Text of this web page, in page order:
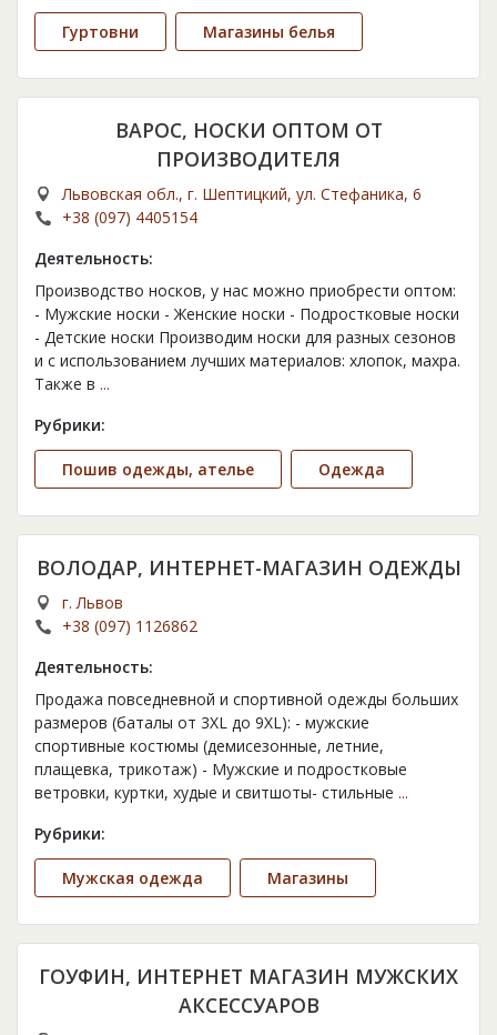
Гуртовни Магазины белья
ВАРОС, НОСКИ ОПТОМ ОТ
ПРОИЗВОДИТЕЛЯ
Львовская обл., г. Шептицкий, ул. Стефаника, 6
+38 (097) 4405154
Деятельность:
Производство носков, у нас можно приобрести оптом:
- Мужские носки - Женские носки - Подростковые носки
- Детские носки Производим носки для разных сезонов
и с использованием лучших материалов: хлопок, махра.
Также в ...
Рубрики:
Пошив одежды, ателье Одежда
ВОЛОДАР, ИНТЕРНЕТ-МАГАЗИН ОДЕЖДЫ
г. Львов
+38 (097) 1126862
Деятельность:
Продажа повседневной и спортивной одежды больших
размеров (баталы от 3XL до 9XL): - мужские
спортивные костюмы (демисезонные, летние,
плащевка, трикотаж) - Мужские и подростковые
ветровки, куртки, худые и свитшоты- стильные ...
Рубрики:
Мужская одежда Магазины
ГОУФИН, ИНТЕРНЕТ МАГАЗИН МУЖСКИХ
АКСЕССУАРОВ